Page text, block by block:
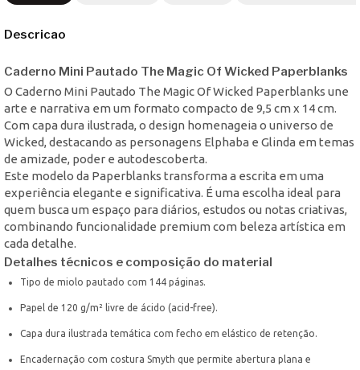
Descricao
Caderno Mini Pautado The Magic Of Wicked Paperblanks
O Caderno Mini Pautado The Magic Of Wicked Paperblanks une
arte e narrativa em um formato compacto de 9,5 cm x 14 cm.
Com capa dura ilustrada, o design homenageia o universo de
Wicked, destacando as personagens Elphaba e Glinda em temas
de amizade, poder e autodescoberta.
Este modelo da Paperblanks transforma a escrita em uma
experiência elegante e significativa. É uma escolha ideal para
quem busca um espaço para diários, estudos ou notas criativas,
combinando funcionalidade premium com beleza artística em
cada detalhe.
Detalhes técnicos e composição do material
Tipo de miolo pautado com 144 páginas.
Papel de 120 g/m² livre de ácido (acid-free).
Capa dura ilustrada temática com fecho em elástico de retenção.
Encadernação com costura Smyth que permite abertura plana e